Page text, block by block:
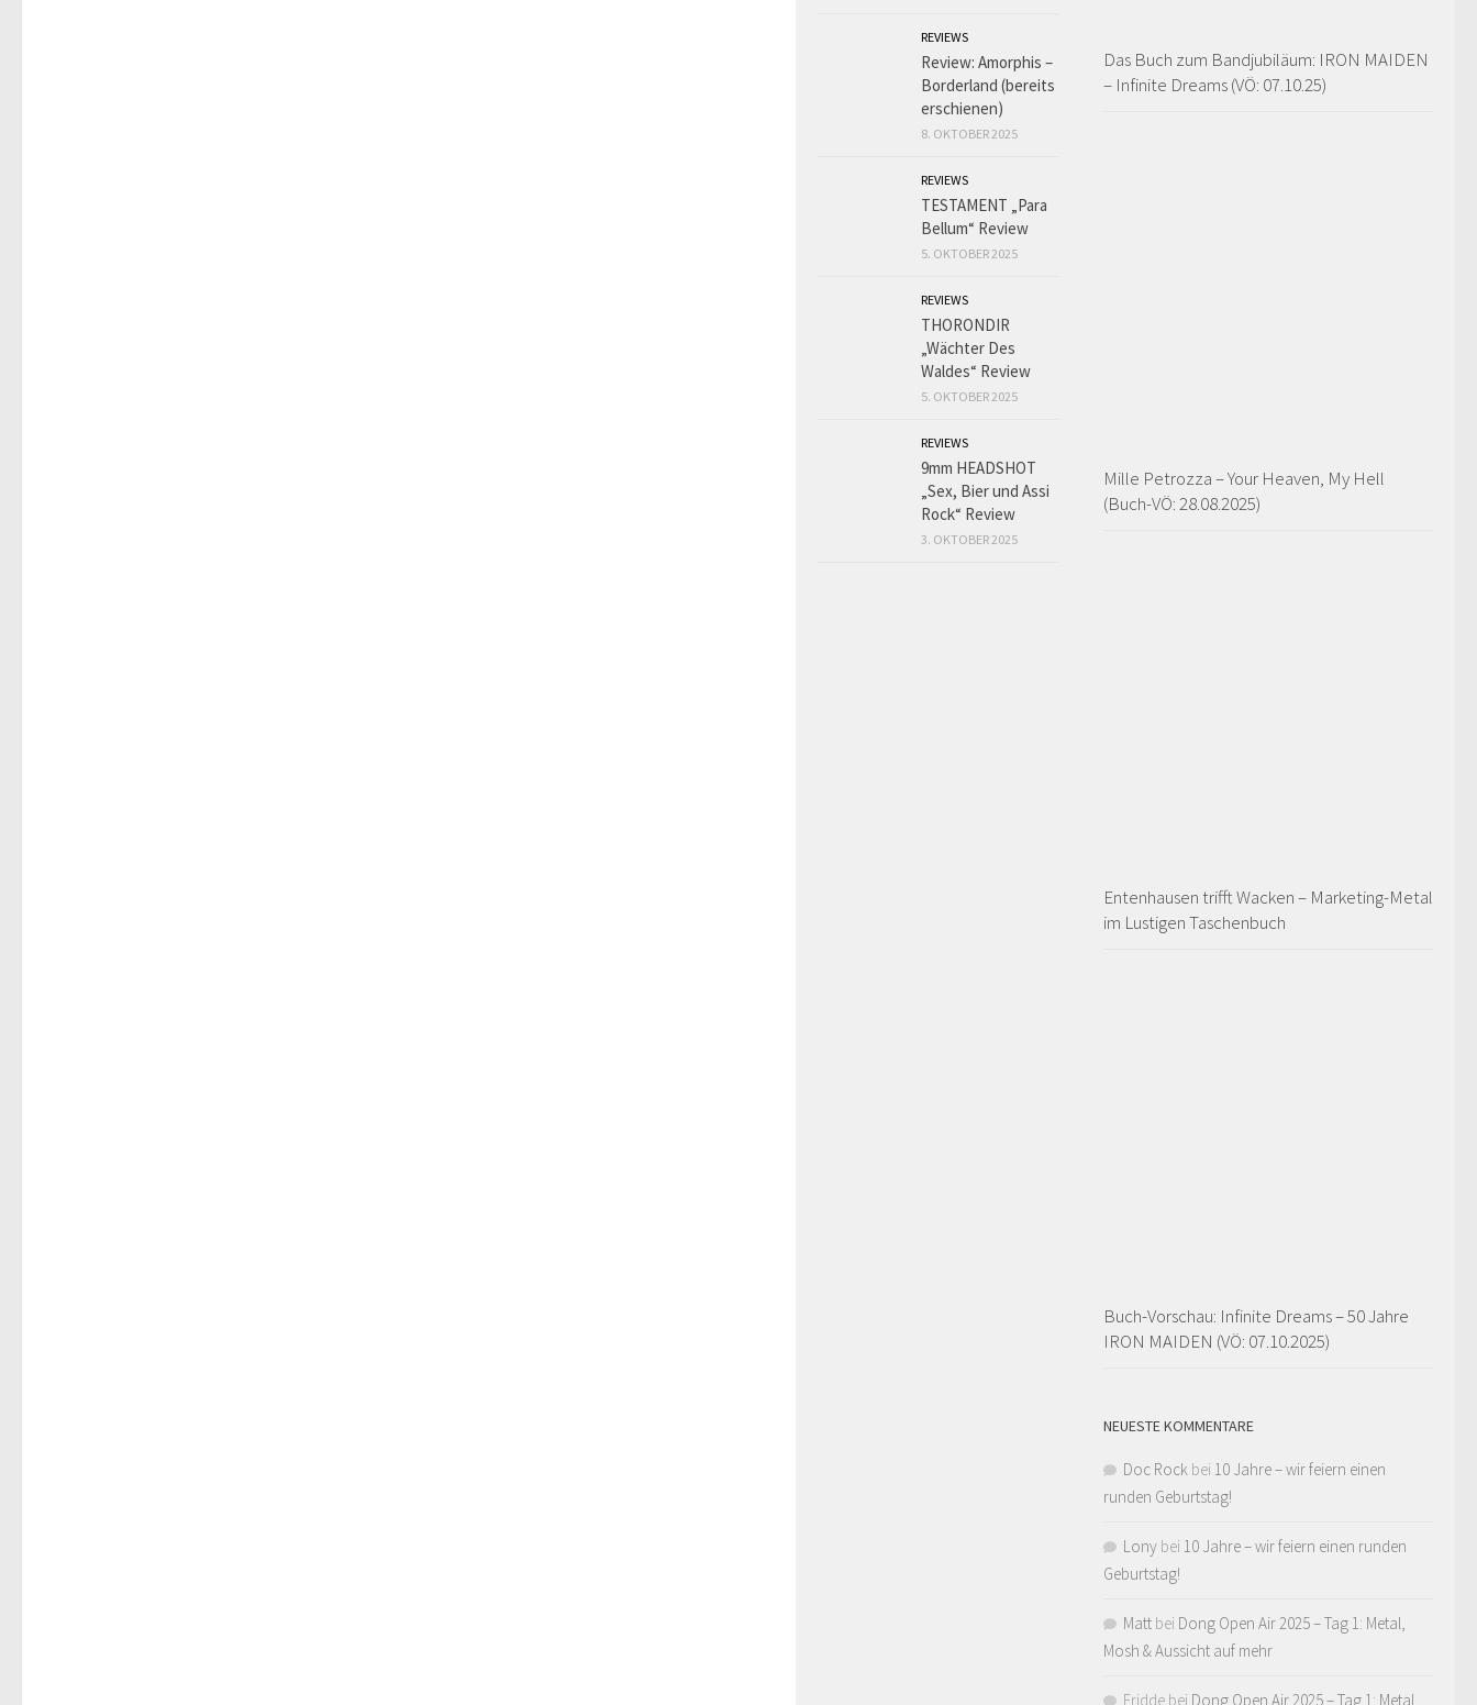
Das Buch zum Bandjubiläum: IRON MAIDEN
– Infinite Dreams (VÖ: 07.10.25)
Mille Petrozza – Your Heaven, My Hell
(Buch-VÖ: 28.08.2025)
Entenhausen trifft Wacken – Marketing-Metal
im Lustigen Taschenbuch
Buch-Vorschau: Infinite Dreams – 50 Jahre
IRON MAIDEN (VÖ: 07.10.2025)
NEUESTE KOMMENTARE
Doc Rock bei 10 Jahre – wir feiern einen
runden Geburtstag!
Lony bei 10 Jahre – wir feiern einen runden
Geburtstag!
Matt bei Dong Open Air 2025 – Tag 1: Metal,
Mosh & Aussicht auf mehr
Fridde bei Dong Open Air 2025 – Tag 1: Metal,
REVIEWS
Review: Amorphis –
Borderland (bereits
erschienen)
8. OKTOBER 2025
REVIEWS
TESTAMENT „Para
Bellum“ Review
5. OKTOBER 2025
REVIEWS
THORONDIR
„Wächter Des
Waldes“ Review
5. OKTOBER 2025
REVIEWS
9mm HEADSHOT
„Sex, Bier und Assi
Rock“ Review
3. OKTOBER 2025